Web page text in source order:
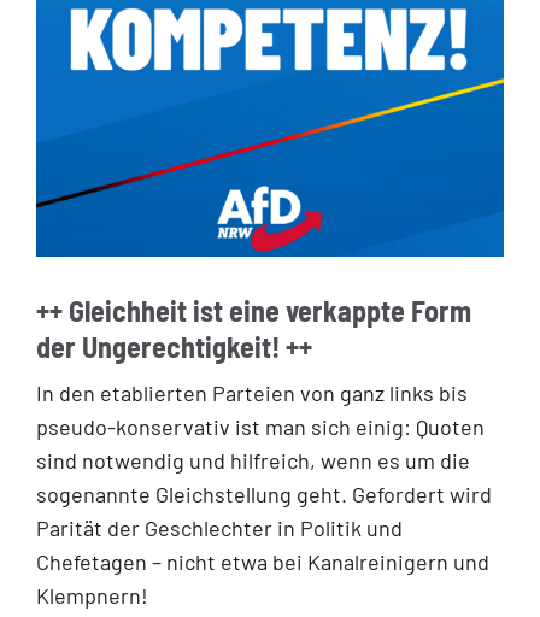
++ Gleichheit ist eine verkappte Form
der Ungerechtigkeit! ++
In den etablierten Parteien von ganz links bis
pseudo-konservativ ist man sich einig: Quoten
sind notwendig und hilfreich, wenn es um die
sogenannte Gleichstellung geht. Gefordert wird
Parität der Geschlechter in Politik und
Chefetagen – nicht etwa bei Kanalreinigern und
Klempnern!